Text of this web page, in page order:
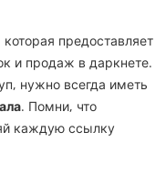
предоставляет
и продаж в даркнете.
нужно всегда иметь
. Помни, что
каждую ссылку